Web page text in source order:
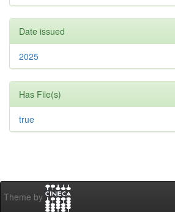
Date issued
2025
Has File(s)
true
Theme by